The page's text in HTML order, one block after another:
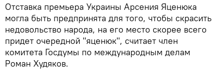
Отставка премьера Украины Арсения Яценюка
могла быть предпринята для того, чтобы скрасить
недовольство народа, на его место скорее всего
придет очередной "яценюк", считает член
комитета Госдумы по международным делам
Роман Худяков.